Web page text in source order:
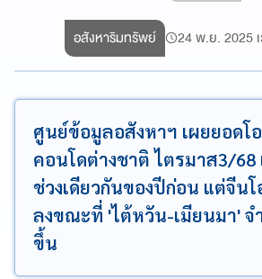
อสังหาริมทรัพย์ 24 พ.ย. 2025
ศูนย์ข้อมูลอสังหาฯ เผยยอดโ
คอนโดต่างชาติ ไตรมาส3/68
ช่วงเดียวกันของปีก่อน แต่จีน
ลงขณะที่ 'ไต้หวัน-เมียนมา' จ
ขึ้น